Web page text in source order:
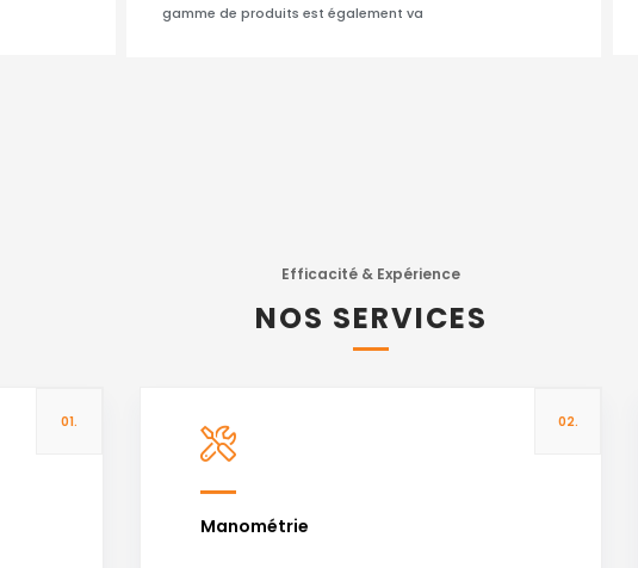
gamme de produits est également va
Efficacité & Expérience
NOS SERVICES
01.
Manométrie
02.